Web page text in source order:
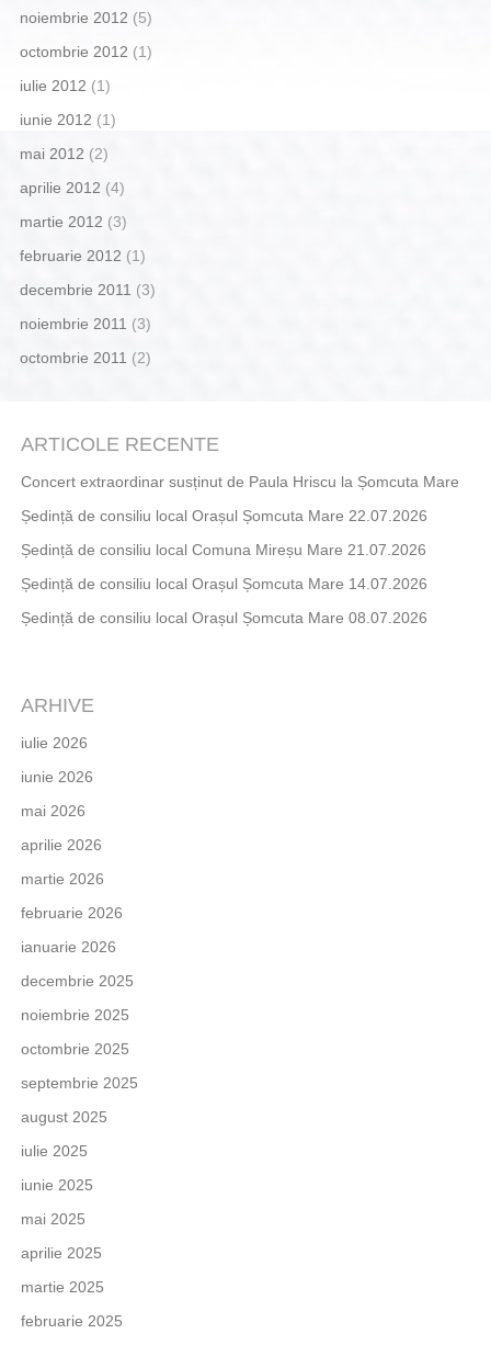
noiembrie 2012 (5)
octombrie 2012 (1)
iulie 2012 (1)
iunie 2012 (1)
mai 2012 (2)
aprilie 2012 (4)
martie 2012 (3)
februarie 2012 (1)
decembrie 2011 (3)
noiembrie 2011 (3)
octombrie 2011 (2)
ARTICOLE RECENTE
Concert extraordinar susținut de Paula Hriscu la Șomcuta Mare
Ședință de consiliu local Orașul Șomcuta Mare 22.07.2026
Ședință de consiliu local Comuna Mireșu Mare 21.07.2026
Ședință de consiliu local Orașul Șomcuta Mare 14.07.2026
Ședință de consiliu local Orașul Șomcuta Mare 08.07.2026
ARHIVE
iulie 2026
iunie 2026
mai 2026
aprilie 2026
martie 2026
februarie 2026
ianuarie 2026
decembrie 2025
noiembrie 2025
octombrie 2025
septembrie 2025
august 2025
iulie 2025
iunie 2025
mai 2025
aprilie 2025
martie 2025
februarie 2025